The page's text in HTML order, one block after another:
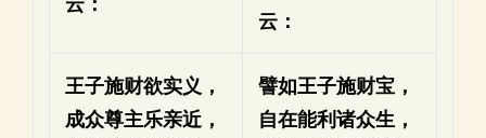
云：
王子施财欲实义，
成众尊主乐亲近，
譬如王子施财宝，
自在能利诸众生，